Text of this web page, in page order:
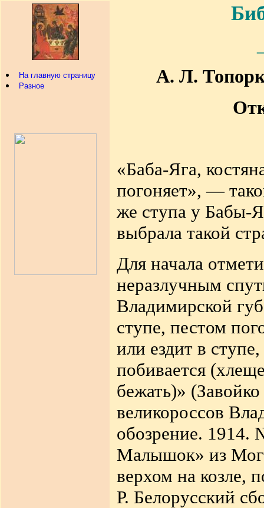
На главную страницу
Разное
А. Л.
«Баба-Яга,
погоняет», —
же ступа у Бабы-
выбрала такой
Для начала
неразлучным
Владимирской
ступе, пестом
или ездит в
побивается
бежать)»
великороссов
обозрение. 1914.
Малышок» из
верхом на козле,
Р. Белорусский